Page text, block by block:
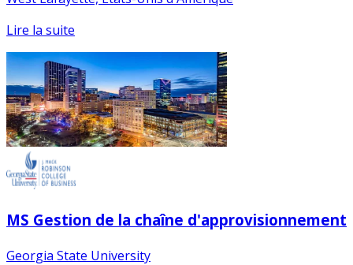
Lire la suite
MS Gestion de la chaîne d'approvisionnement
Georgia State University